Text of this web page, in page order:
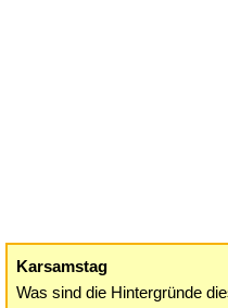
Karsamstag
Was sind die Hintergründe